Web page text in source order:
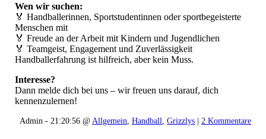
Wen wir suchen:
🏅 Handballerinnen, Sportstudentinnen oder sportbegeisterte
Menschen mit
🏅 Freude an der Arbeit mit Kindern und Jugendlichen
🏅 Teamgeist, Engagement und Zuverlässigkeit
Handballerfahrung ist hilfreich, aber kein Muss.
Interesse?
Dann melde dich bei uns – wir freuen uns darauf, dich
kennenzulernen!
Admin - 21:20:56 @ Allgemein Handball Grizzlys | 2 Kommentare